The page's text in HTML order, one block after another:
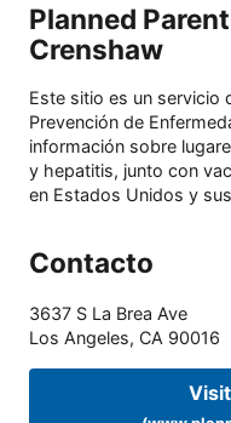
Planned
Crenshaw
Este sitio es un servicio
Prevención de
información sobre
y hepatitis, junto con
en Estados Unidos y
Contacto
3637 S La Brea Ave
Los Angeles, CA 90016